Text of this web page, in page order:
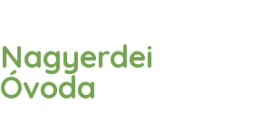
Nagyerdei
Óvoda